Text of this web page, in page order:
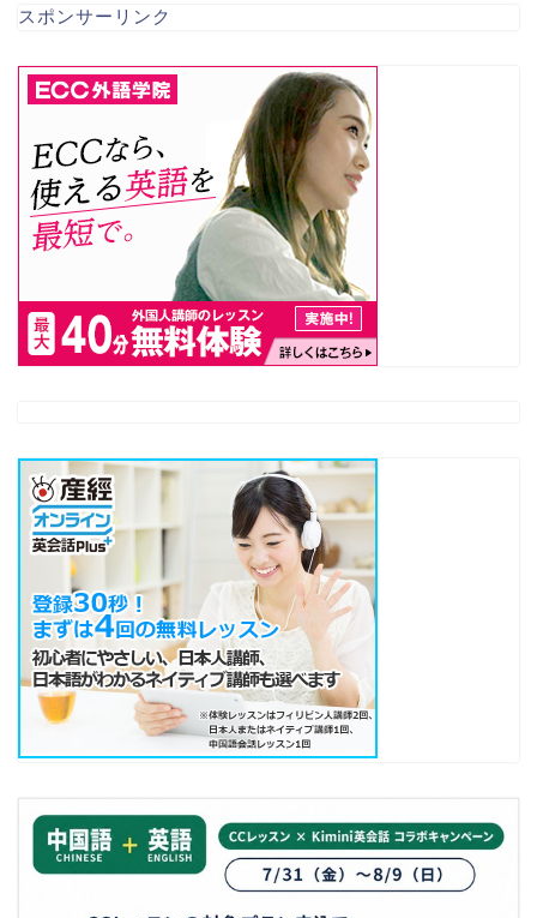
スポンサーリンク